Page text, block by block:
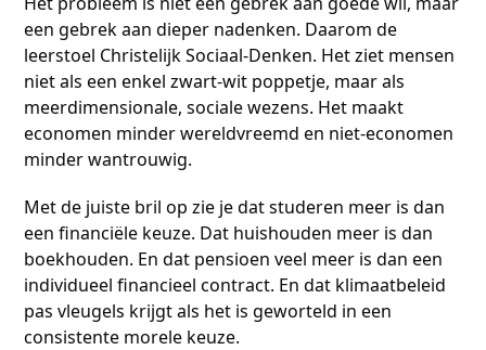
een gebrek aan dieper nadenken. Daarom de
leerstoel Christelijk Sociaal-Denken. Het ziet mensen
niet als een enkel zwart-wit poppetje, maar als
meerdimensionale, sociale wezens. Het maakt
economen minder wereldvreemd en niet-economen
minder wantrouwig.
Met de juiste bril op zie je dat studeren meer is dan
een financiële keuze. Dat huishouden meer is dan
boekhouden. En dat pensioen veel meer is dan een
individueel financieel contract. En dat klimaatbeleid
pas vleugels krijgt als het is geworteld in een
consistente morele keuze.